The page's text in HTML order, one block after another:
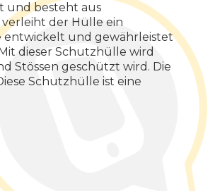
und besteht aus
der Hülle ein
entwickelt und gewährleistet
dieser Schutzhülle wird
Stössen geschützt wird. Die
Schutzhülle ist eine